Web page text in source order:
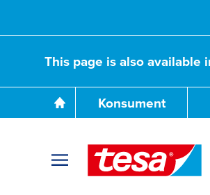
This page is also available
Konsument